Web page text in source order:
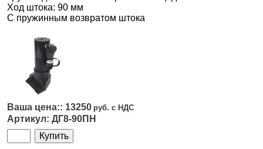
Ход штока: 90 мм
С пружинным возвратом штока
13250
ДГ8-90ПН